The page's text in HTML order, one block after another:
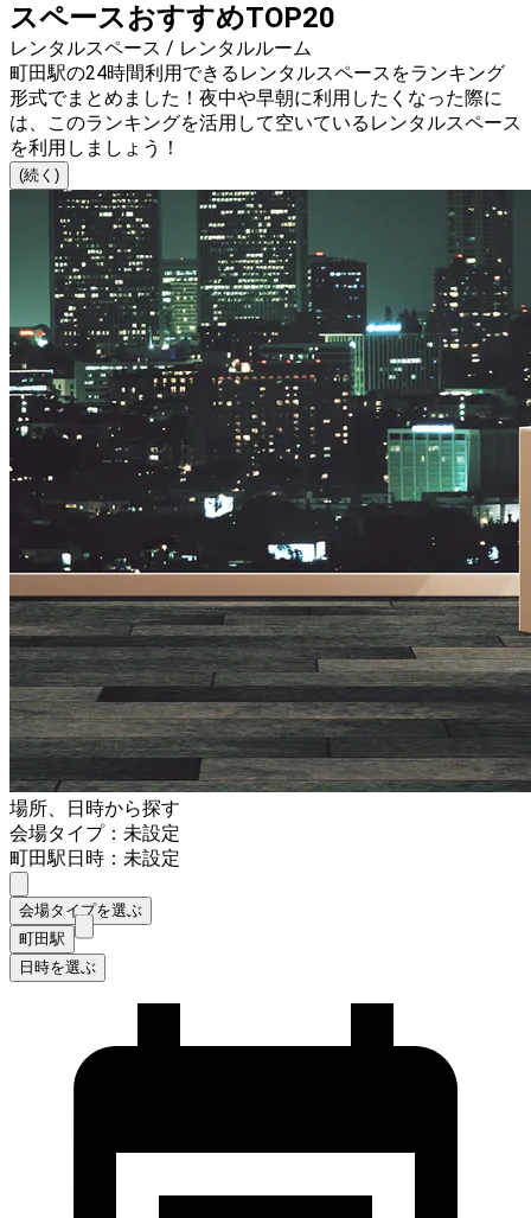
スペースおすすめTOP20
レンタルスペース / レンタルルーム
町田駅の24時間利用できるレンタルスペースをランキング
形式でまとめました！夜中や早朝に利用したくなった際に
は、このランキングを活用して空いているレンタルスペース
を利用しましょう！
(続く)
場所、日時から探す
会場タイプ：未設定
町田駅日時：未設定
会場タイプを選ぶ
町田駅
日時を選ぶ